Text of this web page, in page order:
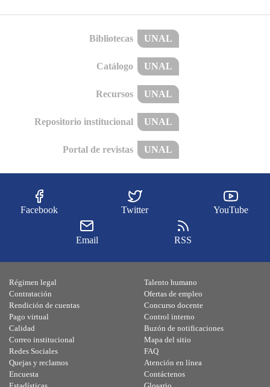
Bibliotecas UNAL
Catálogo UNAL
Recursos UNAL
Repositorio institucional UNAL
Portal de revistas UNAL
Facebook Twitter YouTube
Email RSS
Régimen legal
Contratación
Rendición de cuentas
Pago virtual
Calidad
Talento humano
Ofertas de empleo
Concurso docente
Control interno
Buzón de notificaciones
Correo institucional
Redes Sociales
Quejas y reclamos
Encuesta
Mapa del sitio
FAQ
Atención en línea
Contáctenos